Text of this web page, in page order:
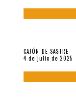
CAJÓN DE SASTRE
4 de julio de 2025